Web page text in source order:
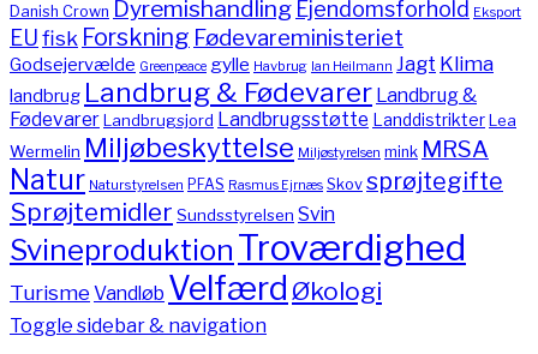
Danish Crown Dyremishandling Ejendomsforhold Eksport
EUfisk Forskning Fødevareministeriet
Godsejervælde Greenpeace gylle Havbrug Ian Heilmann Jagt Klima
landbrug Landbrug & Fødevarer Landbrug &
FødevarerLandbrugsjord Landbrugsstøtte LanddistrikterLea
Wermelin Miljøbeskyttelse Miljøstyrelsen mink MRSA
Natur Naturstyrelsen PFAS Rasmus Ejrnæs Skov sprøjtegifte
Sprøjtemidler Sundsstyrelsen Svin
Svineproduktion Troværdighed
TurismeVandløb Velfærd Økologi
Toggle sidebar & navigation